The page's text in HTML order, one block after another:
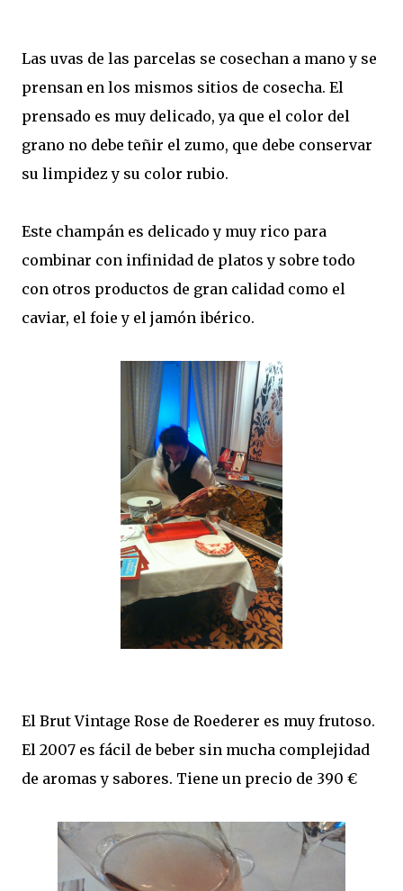
Las uvas de las parcelas se cosechan a mano y se
prensan en los mismos sitios de cosecha. El
prensado es muy delicado, ya que el color del
grano no debe teñir el zumo, que debe conservar
su limpidez y su color rubio.
Este champán es delicado y muy rico para
combinar con infinidad de platos y sobre todo
con otros productos de gran calidad como el
caviar, el foie y el jamón ibérico.
El Brut Vintage Rose de Roederer es muy frutoso.
El 2007 es fácil de beber sin mucha complejidad
de aromas y sabores. Tiene un precio de 390 €